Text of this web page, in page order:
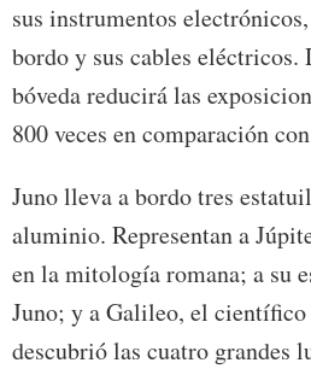
sus instrumentos
bordo y sus cables eléctricos.
bóveda reducirá las
800 veces en comparación
Juno lleva a bordo tres
aluminio. Representan a
en la mitología romana; a su
Juno; y a Galileo, el
descubrió las cuatro grandes